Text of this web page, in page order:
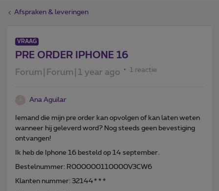
Afspraken & leveringen
VRAAG
PRE ORDER IPHONE 16
Forum|Forum|1 year ago 1 reactie
Ana Aguilar
Iemand die mijn pre order kan opvolgen of kan laten weten
wanneer hij geleverd word? Nog steeds geen bevestiging
ontvangen!
Ik heb de Iphone 16 besteld op 14 september.
Bestelnummer: R000000110000V3CW6
Klanten nummer: 32144***